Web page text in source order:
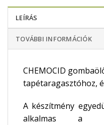
LEÍRÁS
TOVÁBBI INFORMÁCIÓK
CHEMOCID
tapétaragasztóhoz,
A készítmény
alkalmas a